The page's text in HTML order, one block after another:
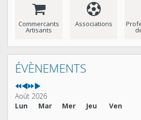
Commercants
Artisants
Associations
ÉVÈNEMENTS
Année
précédente
Mois
précédent
Année
suivante
Mois
suivant
Août 2026
Lun
Mar Mer Jeu Ven